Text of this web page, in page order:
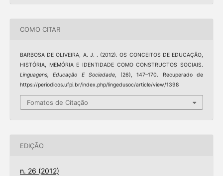
COMO CITAR
BARBOSA DE OLIVEIRA, A. J. . (2012). OS CONCEITOS DE EDUCAÇÃO,
HISTÓRIA, MEMÓRIA E IDENTIDADE COMO CONSTRUCTOS SOCIAIS.
Linguagens, Educação E Sociedade, (26), 147–170. Recuperado de
https://periodicos.ufpi.br/index.php/lingedusoc/article/view/1398
Fomatos de Citação
EDIÇÃO
n. 26 (2012)